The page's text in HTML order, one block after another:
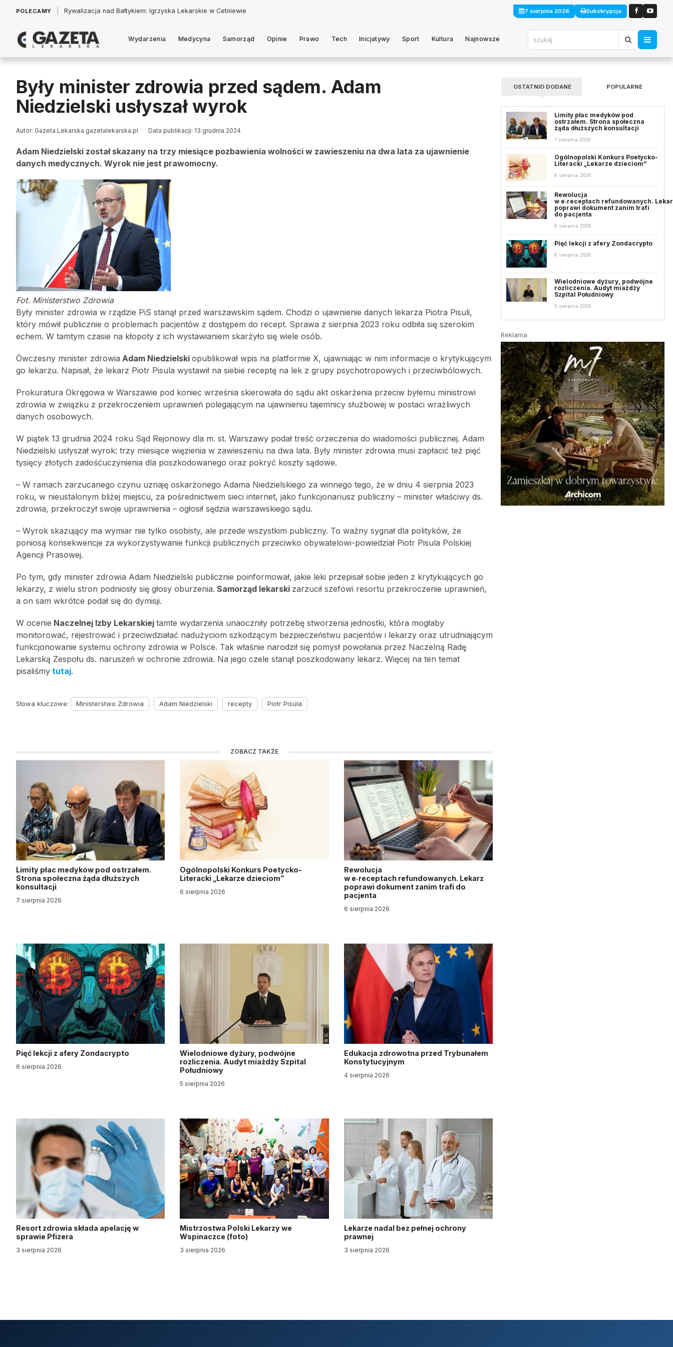
POLECAMY Łukasz Jankowski: Politycy w pogoni za króliczkiem 7 sierpnia 2026 Subskrypcja
Wydarzenia Medycyna Samorząd Opinie Prawo Tech Inicjatywy Sport Kultura Najnowsze
Były minister zdrowia przed sądem. Adam
Niedzielski usłyszał wyrok
Autor: Gazeta Lekarska gazetalekarska.pl Data publikacji: 13 grudnia 2024
Adam Niedzielski został skazany na trzy miesiące pozbawienia wolności w zawieszeniu na dwa lata za ujawnienie
danych medycznych. Wyrok nie jest prawomocny.
Fot. Ministerstwo Zdrowia
Były minister zdrowia w rządzie PiS stanął przed warszawskim sądem. Chodzi o ujawnienie danych lekarza Piotra Pisuli,
który mówił publicznie o problemach pacjentów z dostępem do recept. Sprawa z sierpnia 2023 roku odbiła się szerokim
echem. W tamtym czasie na kłopoty z ich wystawianiem skarżyło się wiele osób.
Ówczesny minister zdrowia Adam Niedzielski opublikował wpis na platformie X, ujawniając w nim informacje o krytykującym
go lekarzu. Napisał, że lekarz Piotr Pisula wystawił na siebie receptę na lek z grupy psychotropowych i przeciwbólowych.
Prokuratura Okręgowa w Warszawie pod koniec września skierowała do sądu akt oskarżenia przeciw byłemu ministrowi
zdrowia w związku z przekroczeniem uprawnień polegającym na ujawnieniu tajemnicy służbowej w postaci wrażliwych
danych osobowych.
W piątek 13 grudnia 2024 roku Sąd Rejonowy dla m. st. Warszawy podał treść orzeczenia do wiadomości publicznej. Adam
Niedzielski usłyszał wyrok: trzy miesiące więzienia w zawieszeniu na dwa lata. Były minister zdrowia musi zapłacić też pięć
tysięcy złotych zadośćuczynienia dla poszkodowanego oraz pokryć koszty sądowe.
– W ramach zarzucanego czynu uznaję oskarżonego Adama Niedzielskiego za winnego tego, że w dniu 4 sierpnia 2023
roku, w nieustalonym bliżej miejscu, za pośrednictwem sieci internet, jako funkcjonariusz publiczny – minister właściwy ds.
zdrowia, przekroczył swoje uprawnienia – ogłosił sędzia warszawskiego sądu.
– Wyrok skazujący ma wymiar nie tylko osobisty, ale przede wszystkim publiczny. To ważny sygnał dla polityków, że
poniosą konsekwencje za wykorzystywanie funkcji publicznych przeciwko obywatelowi-powiedział Piotr Pisula Polskiej
Agencji Prasowej.
Po tym, gdy minister zdrowia Adam Niedzielski publicznie poinformował, jakie leki przepisał sobie jeden z krytykujących go
lekarzy, z wielu stron podniosły się głosy oburzenia. Samorząd lekarski zarzucił szefowi resortu przekroczenie uprawnień,
a on sam wkrótce podał się do dymisji.
W ocenie Naczelnej Izby Lekarskiej tamte wydarzenia unaoczniły potrzebę stworzenia jednostki, która mogłaby
monitorować, rejestrować i przeciwdziałać nadużyciom szkodzącym bezpieczeństwu pacjentów i lekarzy oraz utrudniającym
funkcjonowanie systemu ochrony zdrowia w Polsce. Tak właśnie narodził się pomysł powołania przez Naczelną Radę
Lekarską Zespołu ds. naruszeń w ochronie zdrowia. Na jego czele stanął poszkodowany lekarz. Więcej na ten temat
pisaliśmy tutaj.
Słowa kluczowe: Ministerstwo Zdrowia Adam Niedzielski recepty Piotr Pisula
ZOBACZ TAKŻE
Limity płac medyków pod ostrzałem.
Strona społeczna żąda dłuższych
konsultacji
7 sierpnia 2026
Ogólnopolski Konkurs Poetycko-
Literacki „Lekarze dzieciom”
6 sierpnia 2026
Rewolucja
w e‑receptach refundowanych. Lekarz
poprawi dokument zanim trafi do
pacjenta
6 sierpnia 2026
Pięć lekcji z afery Zondacrypto
6 sierpnia 2026
Wielodniowe dyżury, podwójne
rozliczenia. Audyt miażdży Szpital
Południowy
5 sierpnia 2026
Edukacja zdrowotna przed Trybunałem
Konstytucyjnym
4 sierpnia 2026
Resort zdrowia składa apelację w
sprawie Pfizera
3 sierpnia 2026
Mistrzostwa Polski Lekarzy we
Wspinaczce (foto)
3 sierpnia 2026
Lekarze nadal bez pełnej ochrony
prawnej
3 sierpnia 2026
OSTATNIO DODANE POPULARNE
Limity płac medyków pod
ostrzałem. Strona społeczna
żąda dłuższych konsultacji
7 sierpnia 2026
Ogólnopolski Konkurs Poetycko-
Literacki „Lekarze dzieciom”
6 sierpnia 2026
Rewolucja
w e‑receptach refundowanych.
poprawi dokument zanim trafi
do pacjenta
6 sierpnia 2026
Pięć lekcji z afery Zondacrypto
6 sierpnia 2026
Wielodniowe dyżury, podwójne
rozliczenia. Audyt miażdży
Szpital Południowy
5 sierpnia 2026
Reklama